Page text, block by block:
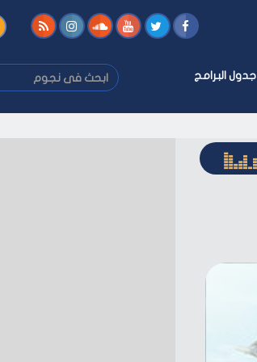
جدول البرامج
ابحث
فى
فى
نجوم اف ام - على كيفك